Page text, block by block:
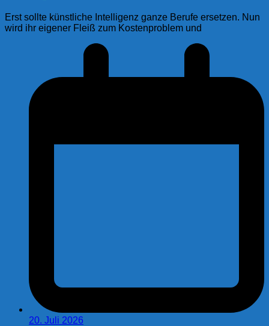
Erst sollte künstliche Intelligenz ganze Berufe ersetzen. Nun
wird ihr eigener Fleiß zum Kostenproblem und
20. Juli 2026